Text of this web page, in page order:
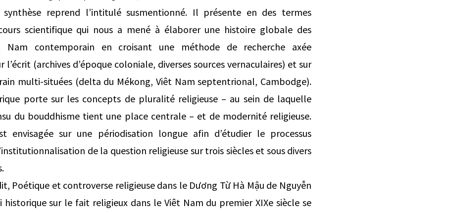
reprend l’intitulé susmentionné. Il présente en des termes
scientifique qui nous a mené à élaborer une histoire globale des
Nam contemporain en croisant une méthode de recherche axée
(archives d’époque coloniale, diverses sources vernaculaires) et sur
multi-situées (delta du Mékong, Viêt Nam septentrional, Cambodge).
porte sur les concepts de pluralité religieuse – au sein de laquelle
du bouddhisme tient une place centrale – et de modernité religieuse.
envisagée sur une périodisation longue afin d’étudier le processus
de la question religieuse sur trois siècles et sous divers
Poétique et controverse religieuse dans le Dương Từ Hà Mậu de Nguyễn
historique sur le fait religieux dans le Viêt Nam du premier XIXe siècle se